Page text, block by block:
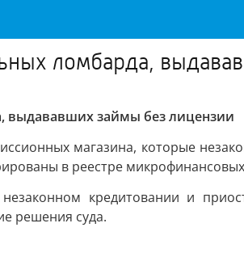
ломбарда,
выдававших займы без лицензии
магазина, которые
в реестре
кредитовании и
решения суда.